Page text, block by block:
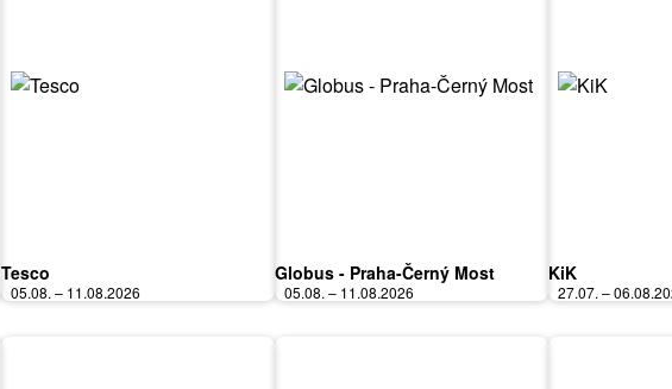
Tesco
05.08. – 11.08.2026
Globus - Praha-Černý Most
05.08. – 11.08.2026
KiK
27.07. –